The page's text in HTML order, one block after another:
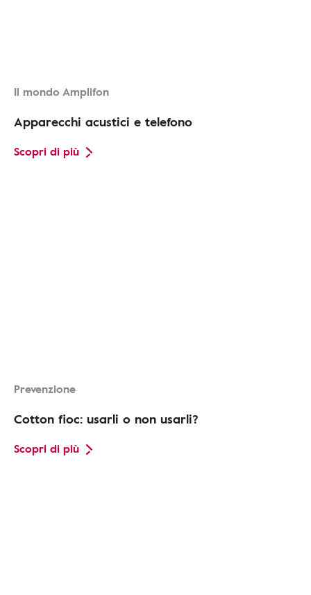
Il mondo Amplifon
Apparecchi acustici e telefono
Scopri di più
Prevenzione
Cotton fioc: usarli o non usarli?
Scopri di più